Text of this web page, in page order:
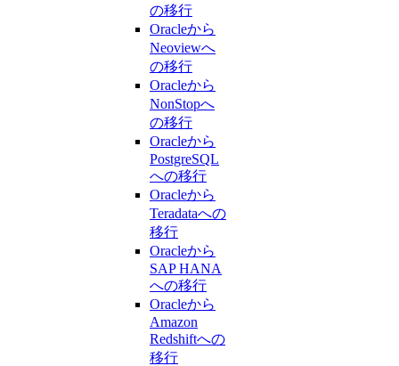
の移行
Oracleから
Neoviewへ
の移行
Oracleから
NonStopへ
の移行
Oracleから
PostgreSQL
への移行
Oracleから
Teradataへの
移行
Oracleから
SAP HANA
への移行
Oracleから
Amazon
Redshiftへの
移行